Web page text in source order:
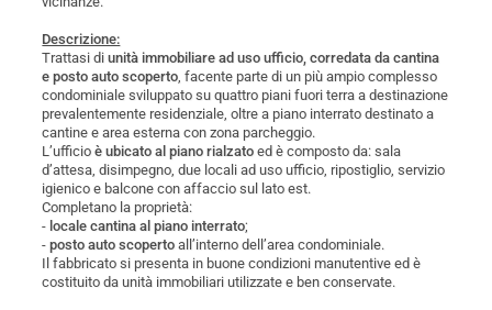
Descrizione:
Trattasi diunità immobiliare ad uso ufficio, corredata da cantina
e posto auto scoperto, facente parte di un più ampio complesso
condominiale sviluppato su quattro piani fuori terra a destinazione
prevalentemente residenziale, oltre a piano interrato destinato a
cantine e area esterna con zona parcheggio.
L’ufficioè ubicato al piano rialzato ed è composto da: sala
d’attesa, disimpegno, due locali ad uso ufficio, ripostiglio, servizio
igienico e balcone con affaccio sul lato est.
Completano la proprietà:
- locale cantina al piano interrato;
-posto auto scopertoall’interno dell’area condominiale.
Il fabbricato si presenta in buone condizioni manutentive ed è
costituito da unità immobiliari utilizzate e ben conservate.